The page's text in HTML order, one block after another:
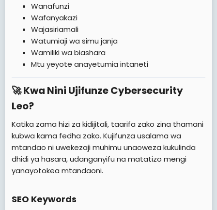
Wanafunzi
Wafanyakazi
Wajasiriamali
Watumiaji wa simu janja
Wamiliki wa biashara
Mtu yeyote anayetumia intaneti
🚀 Kwa Nini Ujifunze Cybersecurity
Leo?​
Katika zama hizi za kidijitali, taarifa zako zina thamani
kubwa kama fedha zako. Kujifunza usalama wa
mtandao ni uwekezaji muhimu unaoweza kukulinda
dhidi ya hasara, udanganyifu na matatizo mengi
yanayotokea mtandaoni.
SEO Keywords​